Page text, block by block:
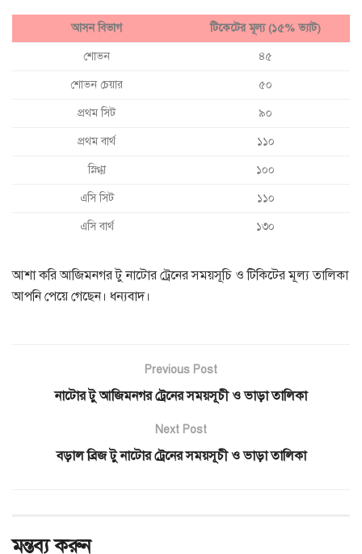
আসন বিভাগ টিকেটের মূল্য (১৫% ভ্যাট)
শোভন ৪৫
শোভন চেয়ার ৫০
প্রথম সিট ৯০
প্রথম বার্থ ১১০
স্নিগ্ধা ১০০
এসি সিট ১১০
এসি বার্থ ১৩০
আশা করি আজিমনগর টু নাটোর ট্রেনের সময়সূচি ও টিকিটের মূল্য তালিকা
আপনি পেয়ে গেছেন। ধন্যবাদ।
Previous Post
নাটোর টু আজিমনগর ট্রেনের সময়সূচী ও ভাড়া তালিকা
Next Post
বড়াল ব্রিজ টু নাটোর ট্রেনের সময়সূচী ও ভাড়া তালিকা
মন্তব্য করুন